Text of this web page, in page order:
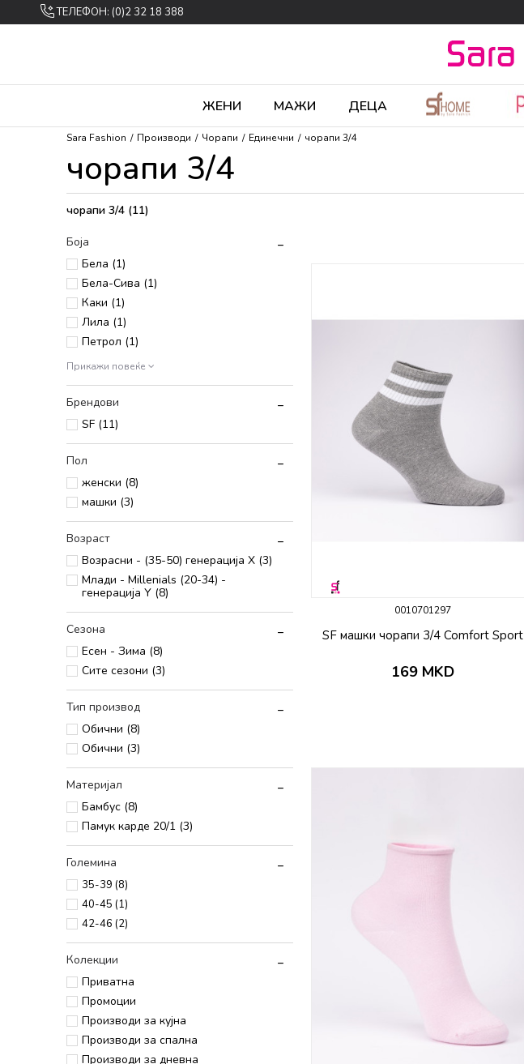
ТЕЛЕФОН: (0)2 32 18 388
ЖЕНИ МАЖИ ДЕЦА
Sara Fashion Производи Чорапи Единечни чорапи 3/4
чорапи 3/4
чорапи 3/4 (11)
Боја
Бела (1)
Бела-Сива (1)
Каки (1)
Лила (1)
Петрол (1)
Прикажи повеќе
Брендови
SF (11)
Пол
женски (8)
машки (3)
Возраст
Возрасни - (35-50) генерација X (3)
Млади - Millenials (20-34) -
генерација Y (8)
Сезона
Есен - Зима (8)
Сите сезони (3)
Тип производ
Обични (8)
Обични (3)
Материјал
Бамбус (8)
Памук карде 20/1 (3)
Големина
35-39 (8)
40-45 (1)
42-46 (2)
Колекции
Приватна
Промоции
Производи за кујна
Производи за спална
Производи за дневна
0010701297
SF машки чорапи 3/4 Comfort Sport
169 MKD